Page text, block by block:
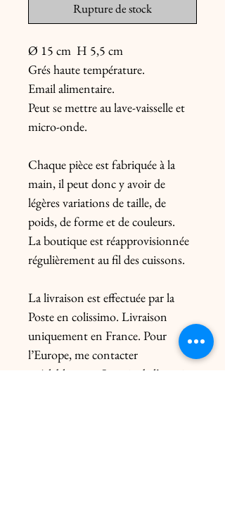
Rupture de stock
Ø 15 cm  H 5,5 cm
Grés haute température.
Email alimentaire.
Peut se mettre au lave-vaisselle et
micro-onde.
Chaque pièce est fabriquée à la
main, il peut donc y avoir de
légères variations de taille, de
poids, de forme et de couleurs.
La boutique est réapprovisionnée
régulièrement au fil des cuissons.
La livraison est effectuée par la
Poste en colissimo. Livraison
uniquement en France. Pour
l’Europe, me contacter
préalablement. Le prix de l’envoi